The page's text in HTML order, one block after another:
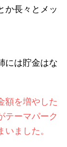
か長々とメッ
には貯金はな
額を増やした
テーマパーク
ました。